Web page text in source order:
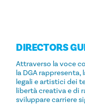
DIRECTORS
Attraverso la voce
la DGA
legali e artistici dei
libertà creativa e di
sviluppare carriere